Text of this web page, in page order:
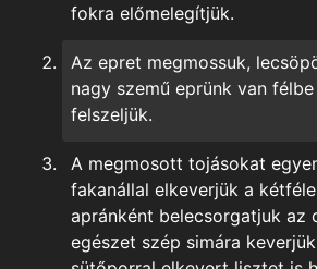
fokra előmelegítjük.
Az epret megmossuk,
nagy szemű eprünk van
felszeljük.
A megmosott tojásokat
fakanállal elkeverjük a
apránként belecsorgatjuk az
egészet szép simára